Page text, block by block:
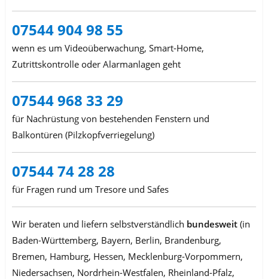
07544 904 98 55
wenn es um Videoüberwachung, Smart-Home,
Zutrittskontrolle oder Alarmanlagen geht
07544 968 33 29
für Nachrüstung von bestehenden Fenstern und
Balkontüren (Pilzkopfverriegelung)
07544 74 28 28
für Fragen rund um Tresore und Safes
Wir beraten und liefern selbstverständlich bundesweit (in
Baden-Württemberg, Bayern, Berlin, Brandenburg,
Bremen, Hamburg, Hessen, Mecklenburg-Vorpommern,
Niedersachsen, Nordrhein-Westfalen, Rheinland-Pfalz,